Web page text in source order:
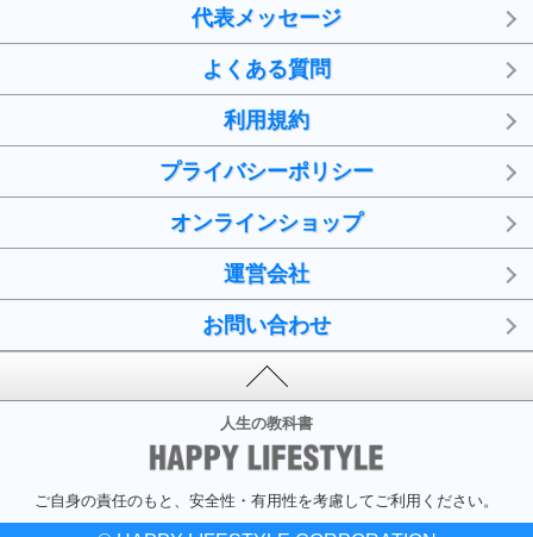
代表メッセージ
よくある質問
利用規約
プライバシーポリシー
オンラインショップ
運営会社
お問い合わせ
人生の教科書
ご自身の責任のもと、安全性・有用性を考慮してご利用ください。